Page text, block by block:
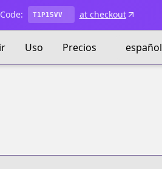
Code: T1P15VV at checkout
Uso Precios español